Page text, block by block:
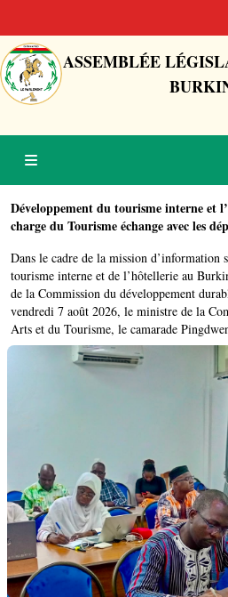
ASSEMBLÉE
Développement du tourisme interne et
charge du Tourisme échange avec les
Dans le cadre de la mission d’information
tourisme interne et de l’hôtellerie au
de la Commission du développement
vendredi 7 août 2026, le ministre de la
Arts et du Tourisme, le camarade